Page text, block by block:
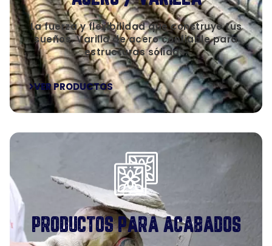
La fuerza y flexibilidad que construye tus
sueños. Varilla de acero confiable para
estructuras sólidas.
VER PRODUCTOS
PRODUCTOS PARA ACABADOS